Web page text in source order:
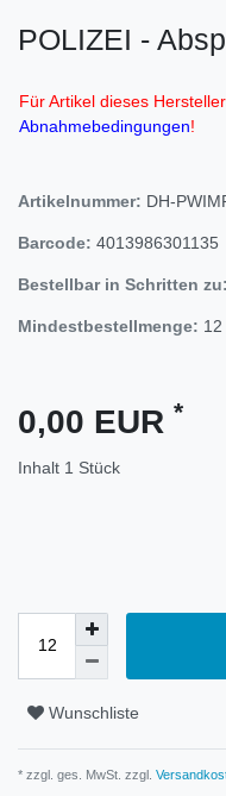
POLIZEI -
Für Artikel dieses
Abnahmebedingungen!
Artikelnummer: DH-
Barcode: 4013986301135
Bestellbar in Schritten zu:
Mindestbestellmenge: 12
0,00 EUR *
Inhalt 1 Stück
Wunschliste
* zzgl. ges. MwSt. zzgl.